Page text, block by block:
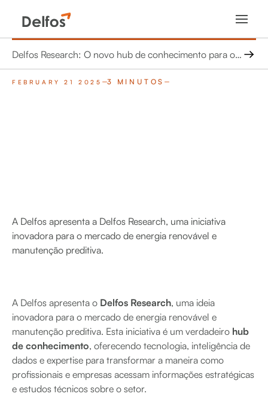
Delfos Research: O novo hub de conhecimento para o setor de Energia Renovável
FEBRUARY 21 2025 3 MINUTOS
A Delfos apresenta a Delfos Research, uma iniciativa
inovadora para o mercado de energia renovável e
manutenção preditiva.
A Delfos apresenta o Delfos Research, uma ideia
inovadora para o mercado de energia renovável e
manutenção preditiva. Esta iniciativa é um verdadeiro hub
de conhecimento, oferecendo tecnologia, inteligência de
dados e expertise para transformar a maneira como
profissionais e empresas acessam informações estratégicas
e estudos técnicos sobre o setor.